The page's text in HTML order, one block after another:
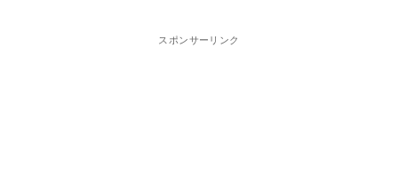
スポンサーリンク